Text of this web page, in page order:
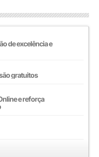
de excelência e
gratuitos
e reforça